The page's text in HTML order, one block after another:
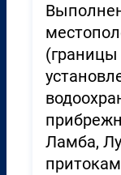
(границы
Ламба,